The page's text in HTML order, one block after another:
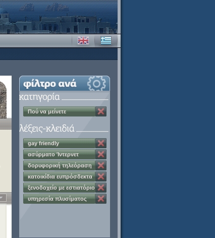
Πού να μείνετε
gay friendly
ασύρματο Ίντερνετ
δορυφορική τηλεόραση
κατοικίδια ευπρόσδεκτα
ξενοδοχείο με εστιατόριο
υπηρεσία πλυσίματος